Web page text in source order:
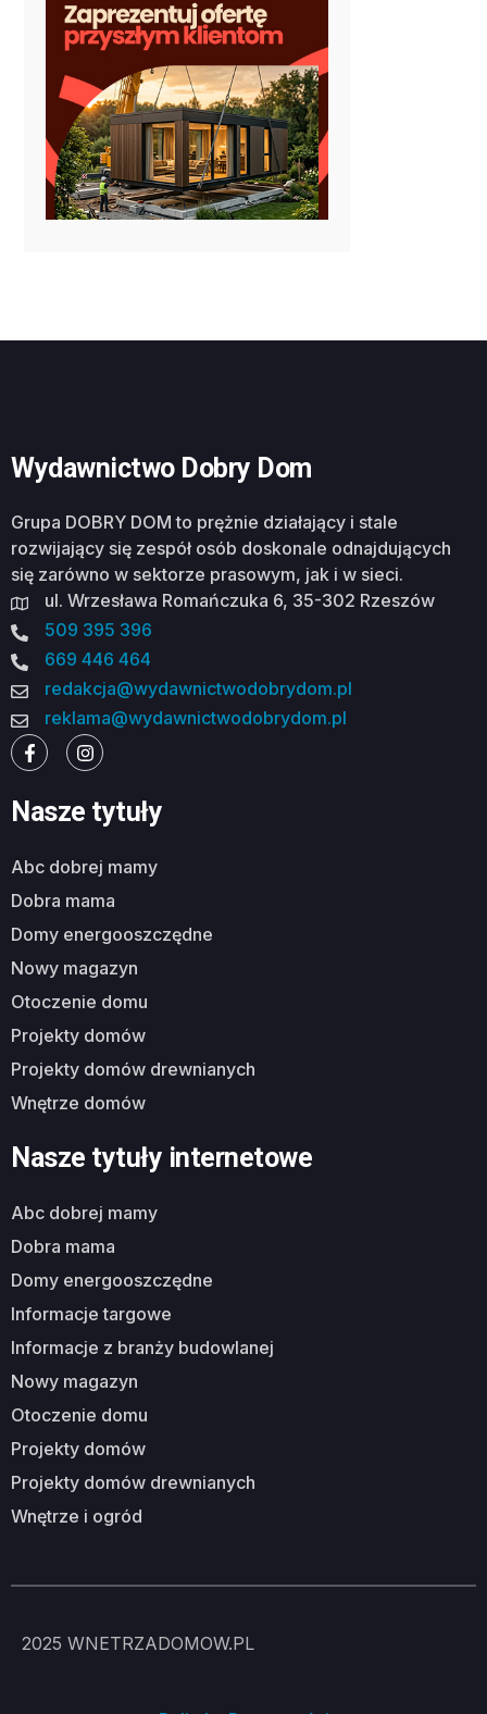
Wydawnictwo Dobry Dom
Grupa DOBRY DOM to prężnie działający i stale
rozwijający się zespół osób doskonale odnajdujących
się zarówno w sektorze prasowym, jak i w sieci.
ul. Wrzesława Romańczuka 6, 35-302 Rzeszów
509 395 396
669 446 464
redakcja@wydawnictwodobrydom.pl
reklama@wydawnictwodobrydom.pl
Nasze tytuły
abc dobrej mamy
dobra mama
domy energooszczędne
nowy magazyn
otoczenie domu
projekty domów
projekty domów drewnianych
wnętrze domów
Nasze tytuły internetowe
abc dobrej mamy
dobra mama
domy energooszczędne
informacje targowe
informacje z branży budowlanej
nowy magazyn
otoczenie domu
projekty domów
projekty domów drewnianych
wnętrze i ogród
2025 WNETRZADOMOW.PL